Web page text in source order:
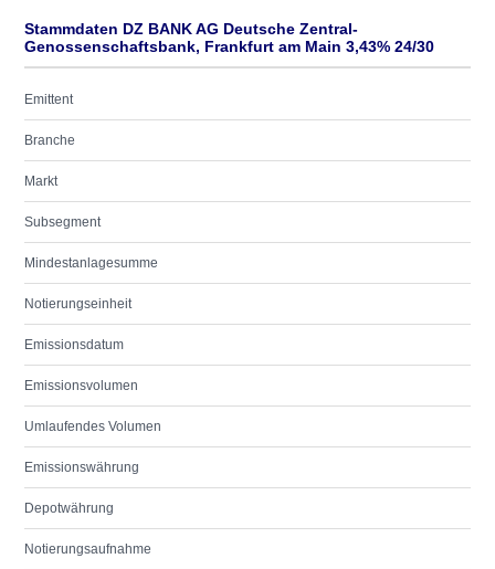
Stammdaten DZ BANK AG Deutsche Zentral-
Genossenschaftsbank, Frankfurt am Main 3,43% 24/30
Emittent
Branche
Markt
Subsegment
Mindestanlagesumme
Notierungseinheit
Emissionsdatum
Emissionsvolumen
Umlaufendes Volumen
Emissionswährung
Depotwährung
Notierungsaufnahme